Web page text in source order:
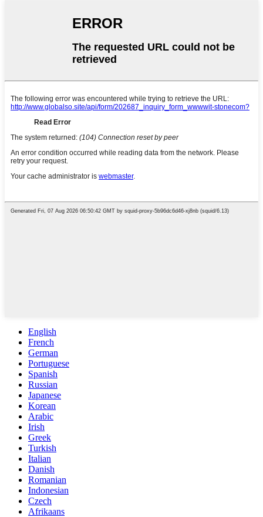
English
French
German
Portuguese
Spanish
Russian
Japanese
Korean
Arabic
Irish
Greek
Turkish
Italian
Danish
Romanian
Indonesian
Czech
Afrikaans